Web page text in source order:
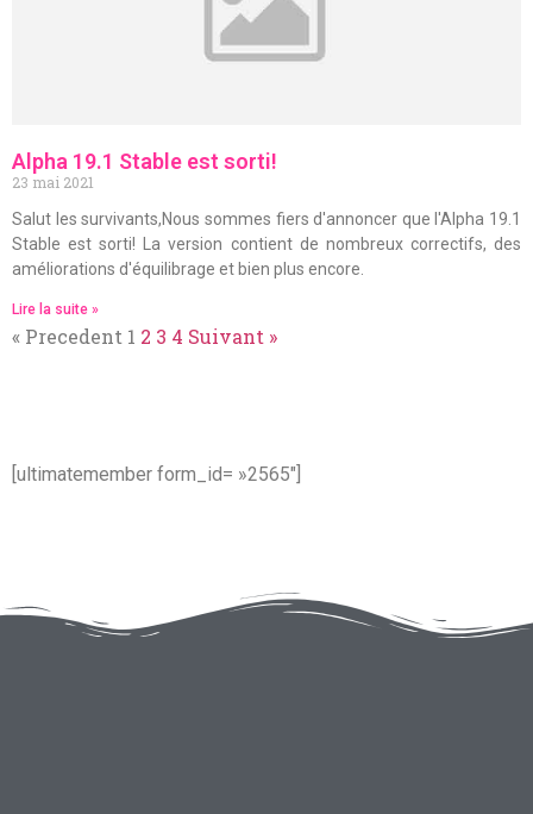
Alpha 19.1 Stable est sorti!
23 mai 2021
Salut les survivants,Nous sommes fiers d'annoncer que l'Alpha 19.1
Stable est sorti! La version contient de nombreux correctifs, des
améliorations d'équilibrage et bien plus encore.
Lire la suite »
« Precedent 1 2 3 4 Suivant »
[ultimatemember form_id= »2565″]